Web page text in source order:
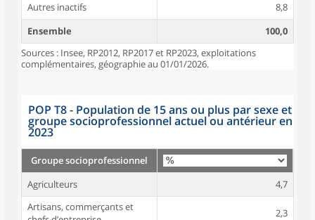
Autres inactifs
8,8
Ensemble
100,0
Sources : Insee, RP2012, RP2017 et RP2023, exploitations
complémentaires, géographie au 01/01/2026.
POP T8 - Population de 15 ans ou plus par sexe et
groupe socioprofessionnel actuel ou antérieur en
2023
Groupe socioprofessionnel
Agriculteurs
4,7
Artisans, commerçants et
2,3